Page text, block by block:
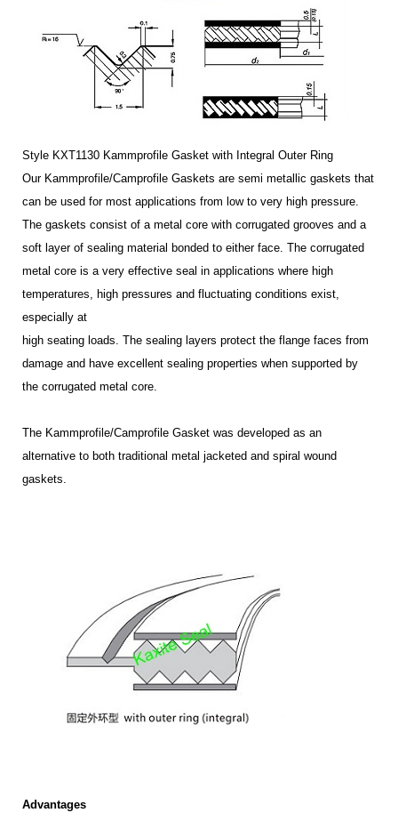
Style KXT1130 Kammprofile Gasket with Integral Outer Ring
Our Kammprofile/Camprofile Gaskets are semi metallic gaskets that
can be used for most applications from low to very high pressure.
The gaskets consist of a metal core with corrugated grooves and a
soft layer of sealing material bonded to either face. The corrugated
metal core is a very effective seal in applications where high
temperatures, high pressures and fluctuating conditions exist,
especially at
high seating loads. The sealing layers protect the flange faces from
damage and have excellent sealing properties when supported by
the corrugated metal core.
The Kammprofile/Camprofile Gasket was developed as an
alternative to both traditional metal jacketed and spiral wound
gaskets.
Advantages